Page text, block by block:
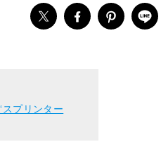
プリンター